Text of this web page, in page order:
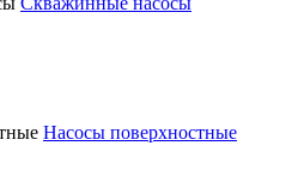
Насосы поверхностные